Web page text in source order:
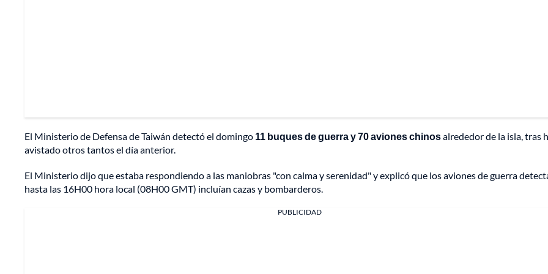
El Ministerio de Defensa de Taiwán detectó el domingo 11 buques de guerra y 70 aviones chinosalrededor de la isla, tras
avistado otros tantos el día anterior.
El Ministerio dijo que estaba respondiendo a las maniobras "con calma y serenidad" y explicó que los aviones de guerra
hasta las 16H00 hora local (08H00 GMT) incluían cazas y bombarderos.
PUBLICIDAD